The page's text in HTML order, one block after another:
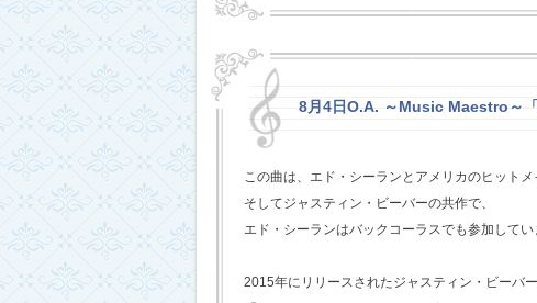
8月4日O.A. ～Music Maestro～
この曲は、エド・シーランとアメリカのヒットメ
そしてジャスティン・ビーバーの共作で、
エド・シーランはバックコーラスでも参加してい
2015年にリリースされたジャスティン・ビーバ